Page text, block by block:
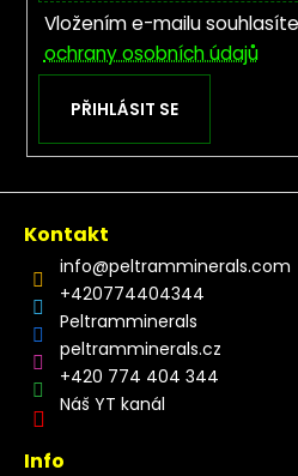
Vložením e-mailu
ochrany osobních údajů
PŘIHLÁSIT SE
Kontakt
info@peltramminerals.com
+420774404344
Peltramminerals
peltramminerals.cz
+420 774 404 344
Náš YT kanál
Info